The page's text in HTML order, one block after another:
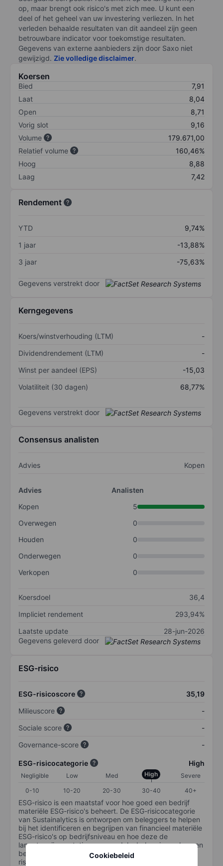
Cookiebeleid
op, maar brengt ook risico's met zich mee. U kunt een
deel of het geheel van uw investering verliezen. In het
verleden behaalde resultaten van dit aandeel zijn geen
betrouwbare indicator voor toekomstige resultaten.
Gegevens van externe aanbieders zijn door Saxo niet
gewijzigd. Zie volledige disclaimer.
Koersen
Bied
7,91
Laat
8,04
Open
8,71
Vorig slot
9,16
Volume
179.671,00
Relatief volume
160,46%
Hoog
8,88
Laag
7,42
Rendement
YTD
9,74%
1 jaar
-13,88%
3 jaar
-75,63%
Gegevens verstrekt door
Kerngegevens
Koers/winstverhouding (LTM)
-
Dividendrendement (LTM)
-
Winst per aandeel (EPS)
-15,03
Volatiliteit (30 dagen)
68,77%
Gegevens verstrekt door
Consensus analisten
Advies Kopen
Advies
Analisten
Kopen
5
Overwegen
0
Houden
0
Onderwegen
0
Verkopen
0
Koersdoel
36,4
Impliciet rendement
293,94%
Laatste update
28-jun-2026
Gegevens geleverd door
ESG-risico
ESG-risicoscore
35,19
Milieuscore
-
Sociale score
-
Governance-score
-
ESG-risicocategorie High
Negligible Low Med High
Severe
0-10
10-20 20-30 30-40 40+
ESG-risico is een maatstaf voor hoe goed een bedrijf
materiële ESG-risico's beheert. De ESG-risicocategorie
van Sustainalytics is ontworpen om beleggers te helpen
bij het identificeren en begrijpen van financieel materiële
ESG-risico's op bedrijfsniveau en hoe deze de
langetermijnprestaties van aandelenbeleggingen kunnen
beïnvloeden. De schaal loopt van 0-100. Hoe lager het
risico, hoe beter (0 staat voor geen risico en 100 voor